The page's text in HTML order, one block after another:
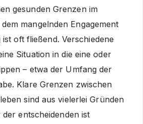
gesunden Grenzen im
mangelnden Engagement
ist oft fließend. Verschiedene
Situation in die eine oder
– etwa der Umfang der
Klare Grenzen zwischen
sind aus vielerlei Gründen
entscheidenden ist